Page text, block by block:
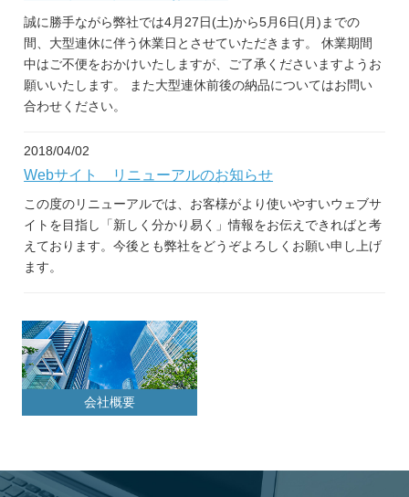
誠に勝手ながら弊社では4月27日(土)から5月6日(月)までの
間、大型連休に伴う休業日とさせていただきます。 休業期間
中はご不便をおかけいたしますが、ご了承くださいますようお
願いいたします。 また大型連休前後の納品についてはお問い
合わせください。
2018/04/02
Webサイト リニューアルのお知らせ
この度のリニューアルでは、お客様がより使いやすいウェブサ
イトを目指し「新しく分かり易く」情報をお伝えできればと考
えております。今後とも弊社をどうぞよろしくお願い申し上げ
ます。
会社概要